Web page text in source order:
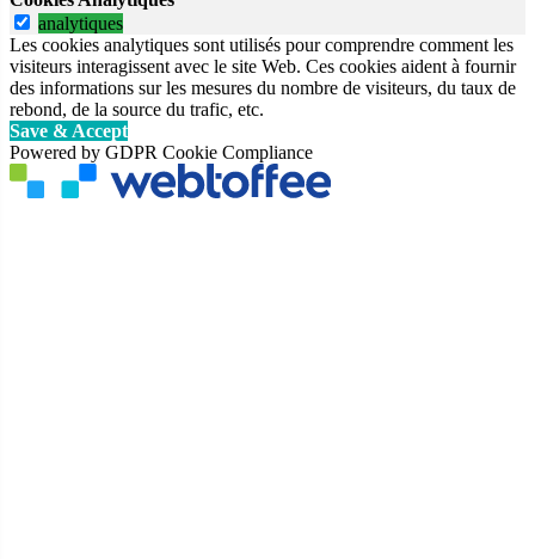
analytiques
Les cookies analytiques sont utilisés pour comprendre comment les
visiteurs interagissent avec le site Web. Ces cookies aident à fournir
des informations sur les mesures du nombre de visiteurs, du taux de
rebond, de la source du trafic, etc.
Save & Accept
Powered by GDPR Cookie Compliance